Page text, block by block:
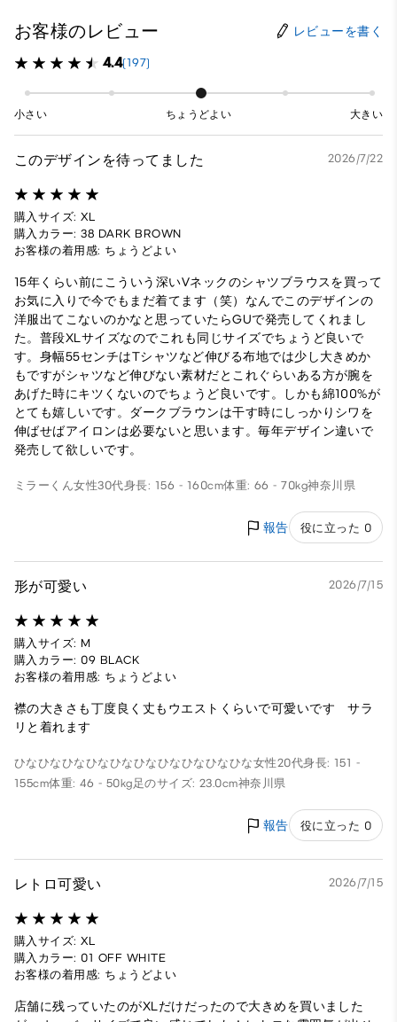
お客様のレビュー レビューを書く
4.4(197)
小さい ちょうどよい 大きい
このデザインを待ってました 2026/7/22
購入サイズ: XL
購入カラー: 38 DARK BROWN
お客様の着用感: ちょうどよい
15年くらい前にこういう深いVネックのシャツブラウスを買って
お気に入りで今でもまだ着てます（笑）なんでこのデザインの
洋服出てこないのかなと思っていたらGUで発売してくれまし
た。普段XLサイズなのでこれも同じサイズでちょうど良いで
す。身幅55センチはTシャツなど伸びる布地では少し大きめか
もですがシャツなど伸びない素材だとこれぐらいある方が腕を
あげた時にキツくないのでちょうど良いです。しかも綿100%が
とても嬉しいです。ダークブラウンは干す時にしっかりシワを
伸ばせばアイロンは必要ないと思います。毎年デザイン違いで
発売して欲しいです。
ミラーくん女性30代身長: 156 - 160cm体重: 66 - 70kg神奈川県
報告 役に立った 0
形が可愛い 2026/7/15
購入サイズ: M
購入カラー: 09 BLACK
お客様の着用感: ちょうどよい
襟の大きさも丁度良く丈もウエストくらいで可愛いです サラ
リと着れます
ひなひなひなひなひなひなひなひなひなひな女性20代身長: 151 -
155cm体重: 46 - 50kg足のサイズ: 23.0cm神奈川県
報告 役に立った 0
レトロ可愛い 2026/7/15
購入サイズ: XL
購入カラー: 01 OFF WHITE
お客様の着用感: ちょうどよい
店舗に残っていたのがXLだけだったので大きめを買いました